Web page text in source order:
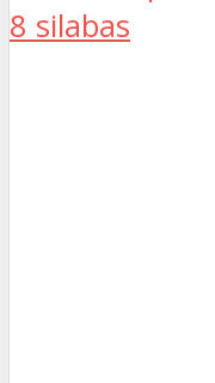
8 silabas